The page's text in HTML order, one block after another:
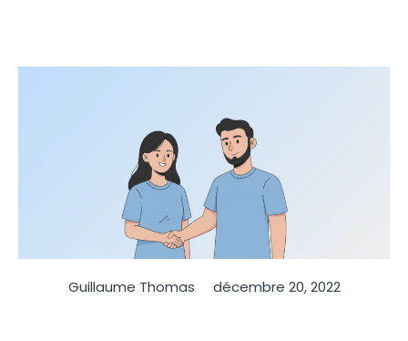
Guillaume Thomas décembre 20, 2022